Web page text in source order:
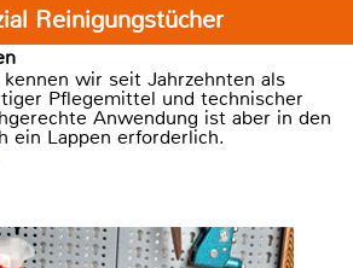
Reinigungstücher
wir seit Jahrzehnten als
Pflegemittel und technischer
Anwendung ist aber in den
ein Lappen erforderlich.